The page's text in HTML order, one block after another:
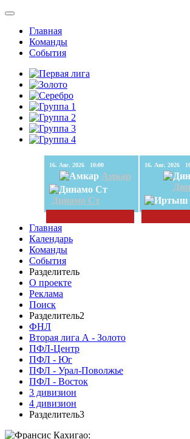
Главная
Команды
События
16. Авг. 2026 10:00
Амкар
Динамо Ст
16.
Главная
Календарь
Команды
События
Разделитель
О проекте
Реклама
Поиск
Разделитель2
ФНЛ
Вторая лига А - Золото
ПФЛ-Центр
ПФЛ - Юг
ПФЛ - Урал-Поволжье
ПФЛ - Восток
3 дивизион
4 дивизион
Разделитель3